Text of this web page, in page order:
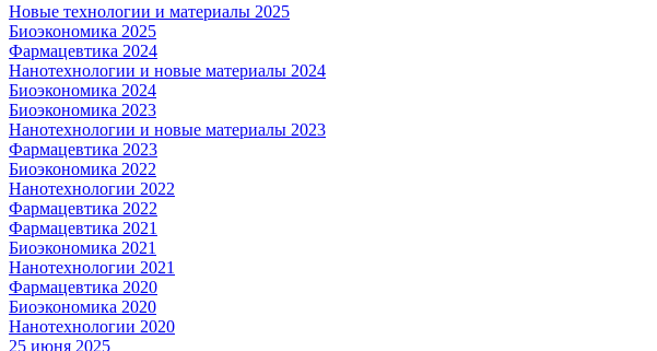
Новые технологии и материалы 2025
Биоэкономика 2025
Фармацевтика 2024
Нанотехнологии и новые материалы 2024
Биоэкономика 2024
Биоэкономика 2023
Нанотехнологии и новые материалы 2023
Фармацевтика 2023
Биоэкономика 2022
Нанотехнологии 2022
Фармацевтика 2022
Фармацевтика 2021
Биоэкономика 2021
Нанотехнологии 2021
Фармацевтика 2020
Биоэкономика 2020
Нанотехнологии 2020
25 июня 2025